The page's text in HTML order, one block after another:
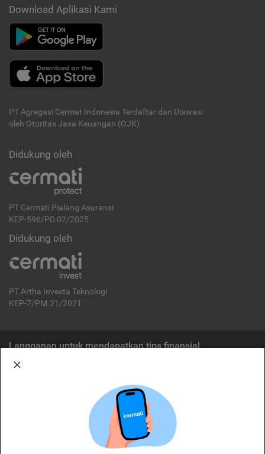
Download Aplikasi Kami
PT Agregasi Cermat Indonesia Terdaftar dan Diawasi
oleh Otoritas Jasa Keuangan (OJK)
Didukung oleh
PT Cermati Pialang Asuransi
KEP-596/PD.02/2025
Didukung oleh
PT Artha Investa Teknologi
KEP-7/PM.21/2021
Langganan untuk mendapatkan tips finansial
Cermati merupakan penyelenggara agregasi jasa keuangan yang terdaftar di
OJK. Oleh karena itu, produk dan/atau layanan jasa keuangan yang
ditawarkan bukan merupakan produk dan/atau layanan jasa keuangan yang
diterbitkan oleh Cermati dan Cermati tidak bertanggung jawab atas tuntutan